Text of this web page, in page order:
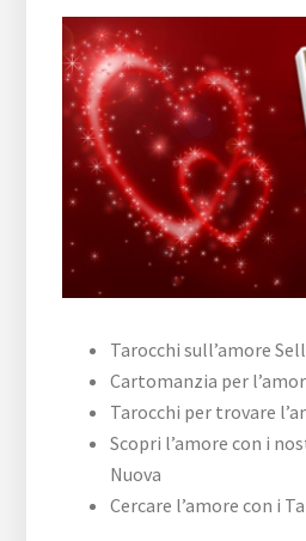
Tarocchi sull’amore
Cartomanzia per
Tarocchi per trovare
Scopri l’amore con i
Nuova
Cercare l’amore con i